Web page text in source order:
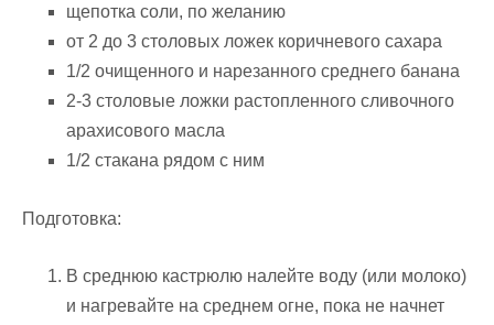
щепотка соли, по желанию
от 2 до 3 столовых ложек коричневого сахара
1/2 очищенного и нарезанного среднего банана
2-3 столовые ложки растопленного сливочного
арахисового масла
1/2 стакана рядом с ним
Подготовка:
В среднюю кастрюлю налейте воду (или молоко)
и нагревайте на среднем огне, пока не начнет